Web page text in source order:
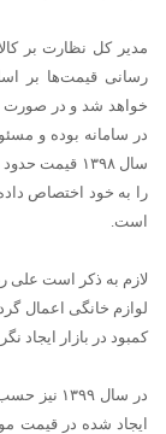
مدیر کل نظارت بر
رسانی قیمت‌ها بر
خواهد شد و در صورت
در سامانه بوده و
است.
کمبود در بازار ایجاد
در سال
ایجاد شده در قیمت